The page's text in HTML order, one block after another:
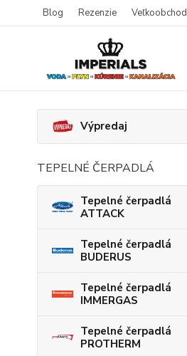
Blog Rezenzie Veľkoobchod
Výpredaj
TEPELNÉ ČERPADLÁ
Tepelné čerpadlá
ATTACK
Tepelné čerpadlá
BUDERUS
Tepelné čerpadlá
IMMERGAS
Tepelné čerpadlá
PROTHERM